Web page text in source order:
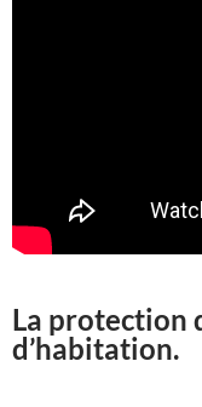
La protection
d’habitation.